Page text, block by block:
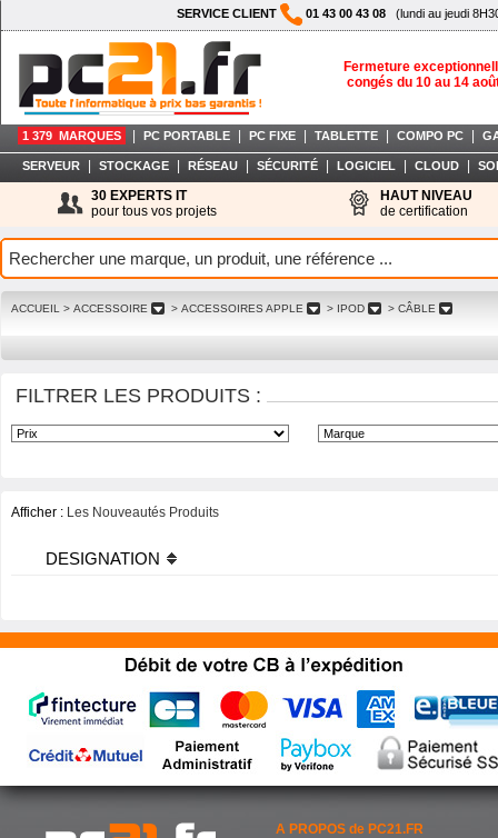
SERVICE CLIENT 01 43 00 43 08 (lundi au jeudi
Fermeture
congés du 10 au 14
1 379 MARQUES PC PORTABLE PC FIXE TABLETTE COMPO PC
SERVEUR STOCKAGE RÉSEAU SÉCURITÉ LOGICIEL CLOUD
30 EXPERTS IT
pour tous vos projets
HAUT NIVEAU
de certification
ACCUEIL > ACCESSOIRE > ACCESSOIRES APPLE > IPOD > CÂBLE
FILTRER LES PRODUITS :
Afficher : Les Nouveautés Produits
DESIGNATION
A PROPOS de PC21.FR